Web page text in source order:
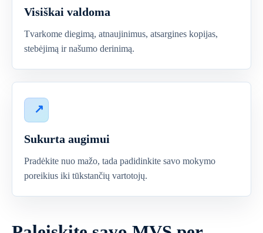
Visiškai valdoma
Tvarkome diegimą, atnaujinimus, atsargines kopijas,
stebėjimą ir našumo derinimą.
Sukurta augimui
Pradėkite nuo mažo, tada padidinkite savo mokymo
poreikius iki tūkstančių vartotojų.